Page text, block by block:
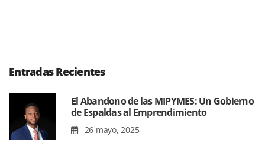
Entradas Recientes
El Abandono de las MIPYMES: Un Gobierno
de Espaldas al Emprendimiento
26 mayo, 2025